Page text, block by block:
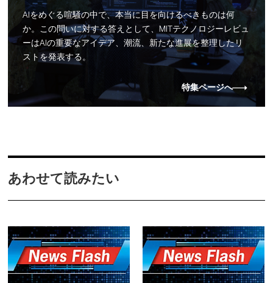
AIをめぐる喧騒の中で、本当に目を向けるべきものは何
か。この問いに対する答えとして、MITテクノロジーレビュ
ーはAIの重要なアイデア、潮流、新たな進展を整理したリ
ストを発表する。
特集ページへ
あわせて読みたい